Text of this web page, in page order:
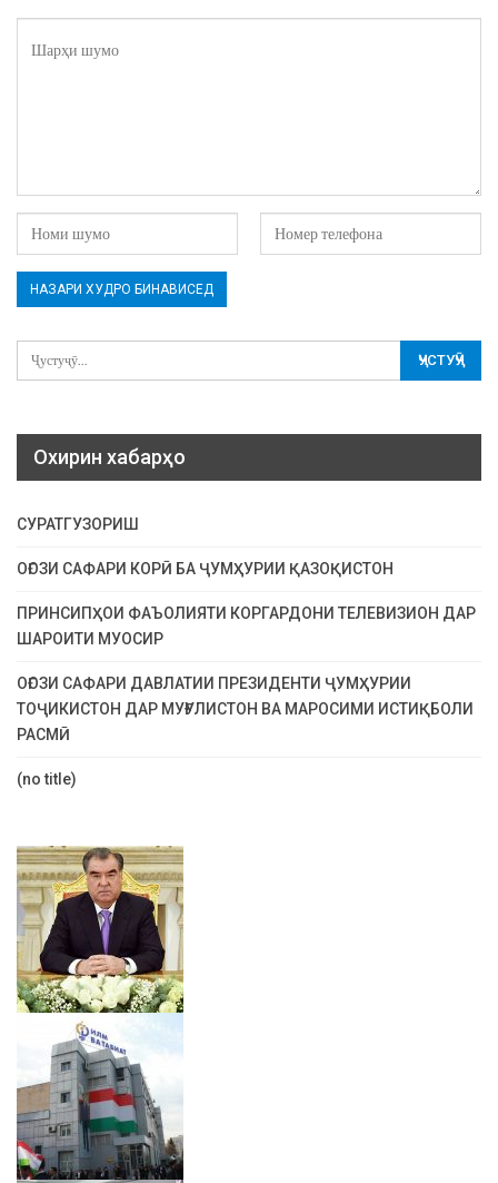
Охирин хабарҳо
СУРАТГУЗОРИШ
ОҒОЗИ САФАРИ КОРӢ БА ҶУМҲУРИИ ҚАЗОҚИСТОН
ПРИНСИПҲОИ ФАЪОЛИЯТИ КОРГАРДОНИ ТЕЛЕВИЗИОН ДАР
ШАРОИТИ МУОСИР
ОҒОЗИ САФАРИ ДАВЛАТИИ ПРЕЗИДЕНТИ ҶУМҲУРИИ
ТОҶИКИСТОН ДАР МУҒУЛИСТОН ВА МАРОСИМИ ИСТИҚБОЛИ
РАСМӢ
(no title)